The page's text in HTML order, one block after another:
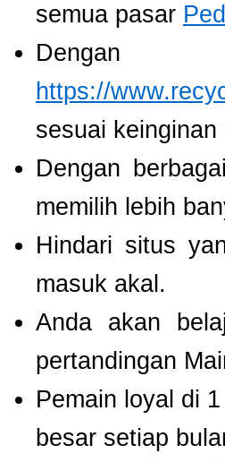
semua pasar
https://
sesuai keinginan
Dengan
memilih lebih
Hindari situs
masuk akal.
Anda akan
pertandingan
Pemain loyal di
besar setiap